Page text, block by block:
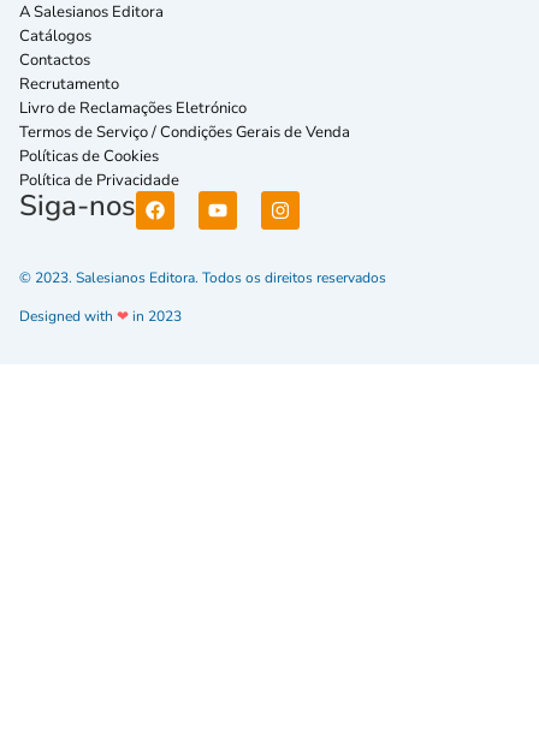
A Salesianos Editora
Catálogos
Contactos
Recrutamento
Livro de Reclamações Eletrónico
Termos de Serviço / Condições Gerais de Venda
Políticas de Cookies
Política de Privacidade
Siga-nos
© 2023. Salesianos Editora. Todos os direitos reservados
Designed with ❤in 2023